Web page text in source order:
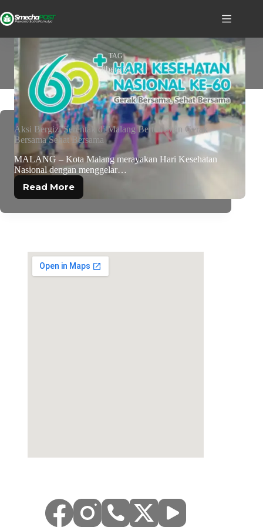
TAG
#bergizi
Aksi Bergizi Serentak di Malang Bertemakan Gerak
Bersama Sehat Bersama
MALANG – Kota Malang merayakan Hari Kesehatan
Nasional dengan menggelar…
Read More